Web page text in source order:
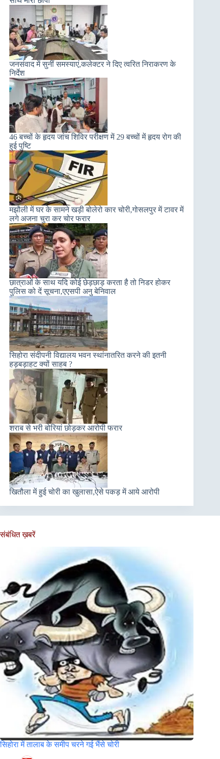
जनसंवाद में सुनीं समस्याएं,कलेक्टर ने दिए त्वरित निराकरण के
निर्देश
46 बच्चों के हृदय जांच शिविर परीक्षण में 29 बच्चों में हृदय रोग की
हुई पुष्टि
मझौली में घर के सामने खड़ी बोलेरो कार चोरी,गोसलपुर में टावर में
लगे अजना चुरा कर चोर फरार
छात्राओं के साथ यदि कोई छेड़छाड़ करता है तो निडर होकर
पुलिस को दें सूचना,एएसपी अनु बेनिवाल
सिहोरा संदीपनी विद्यालय भवन स्थांनातरित करने की इतनी
हड़बड़ाहट क्यों साहब ?
शराब से भरी बोरियां छोड़कर आरोपी फरार
खितौला में हुई चोरी का खुलासा,ऐसे पकड़ में आये आरोपी
संबंधित ख़बरें
सिहोरा में तालाब के समीप चरने गई भैंसे चोरी